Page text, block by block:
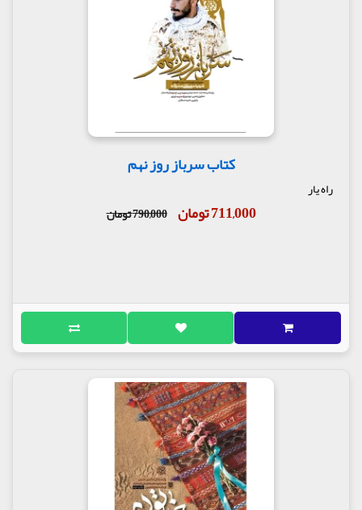
کتاب سرباز روز نهم
راه یار
711,000 تومان 790,000 تومان